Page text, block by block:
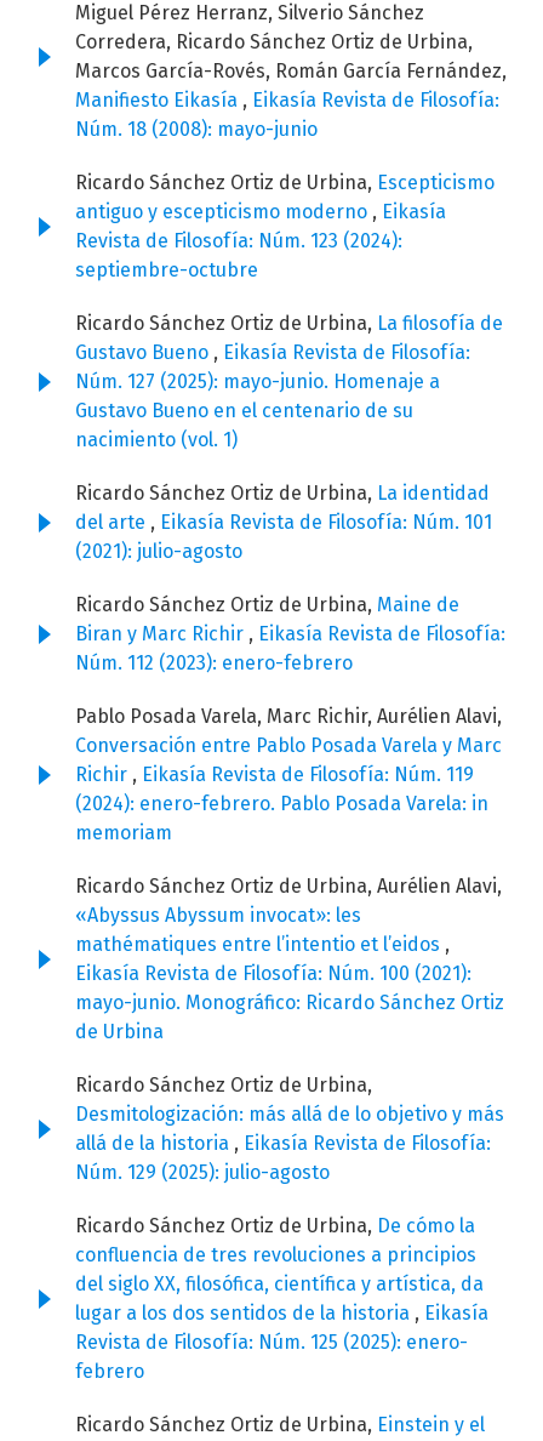
Miguel Pérez Herranz, Silverio Sánchez
Corredera, Ricardo Sánchez Ortiz de Urbina,
Marcos García-Rovés, Román García Fernández,
Manifiesto Eikasía , Eikasía Revista de Filosofía:
Núm. 18 (2008): mayo-junio
Ricardo Sánchez Ortiz de Urbina, Escepticismo
antiguo y escepticismo moderno , Eikasía
Revista de Filosofía: Núm. 123 (2024):
septiembre-octubre
Ricardo Sánchez Ortiz de Urbina, La filosofía de
Gustavo Bueno , Eikasía Revista de Filosofía:
Núm. 127 (2025): mayo-junio. Homenaje a
Gustavo Bueno en el centenario de su
nacimiento (vol. 1)
Ricardo Sánchez Ortiz de Urbina, La identidad
del arte , Eikasía Revista de Filosofía: Núm. 101
(2021): julio-agosto
Ricardo Sánchez Ortiz de Urbina, Maine de
Biran y Marc Richir , Eikasía Revista de Filosofía:
Núm. 112 (2023): enero-febrero
Pablo Posada Varela, Marc Richir, Aurélien Alavi,
Conversación entre Pablo Posada Varela y Marc
Richir , Eikasía Revista de Filosofía: Núm. 119
(2024): enero-febrero. Pablo Posada Varela: in
memoriam
Ricardo Sánchez Ortiz de Urbina, Aurélien Alavi,
«Abyssus Abyssum invocat»: les
mathématiques entre l’intentio et l’eidos ,
Eikasía Revista de Filosofía: Núm. 100 (2021):
mayo-junio. Monográfico: Ricardo Sánchez Ortiz
de Urbina
Ricardo Sánchez Ortiz de Urbina,
Desmitologización: más allá de lo objetivo y más
allá de la historia , Eikasía Revista de Filosofía:
Núm. 129 (2025): julio-agosto
Ricardo Sánchez Ortiz de Urbina, De cómo la
confluencia de tres revoluciones a principios
del siglo XX, filosófica, científica y artística, da
lugar a los dos sentidos de la historia , Eikasía
Revista de Filosofía: Núm. 125 (2025): enero-
febrero
Ricardo Sánchez Ortiz de Urbina, Einstein y el